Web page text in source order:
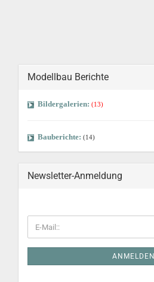
Modellbau Berichte
Bildergalerien: (13)
Bauberichte: (14)
Newsletter-Anmeldung
ANMELDEN